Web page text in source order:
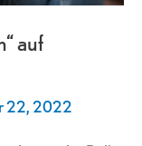
auf
22, 2022